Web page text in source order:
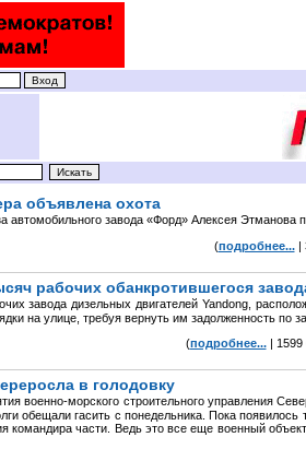
объявлена охота
автомобильного завода «Форд» Алексея Этманова
(подробнее...|
рабочих обанкротившегося
завода дизельных двигателей Yandong,
на улице, требуя вернуть им задолженность по
(подробнее...| 1599
в голодовку
военно-морского строительного управления
обещали гасить с понедельника. Пока
командира части. Ведь это все еще военный